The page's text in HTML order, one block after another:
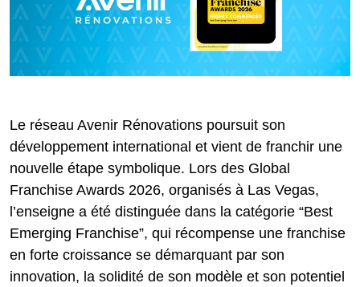
Le réseau Avenir Rénovations poursuit son
développement international et vient de franchir une
nouvelle étape symbolique. Lors des Global
Franchise Awards 2026, organisés à Las Vegas,
l’enseigne a été distinguée dans la catégorie “Best
Emerging Franchise”, qui récompense une franchise
en forte croissance se démarquant par son
innovation, la solidité de son modèle et son potentiel